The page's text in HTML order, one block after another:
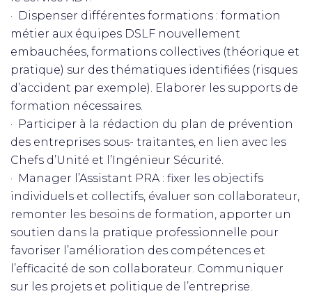
· Dispenser différentes formations : formation
métier aux équipes DSLF nouvellement
embauchées, formations collectives (théorique et
pratique) sur des thématiques identifiées (risques
d’accident par exemple). Elaborer les supports de
formation nécessaires.
· Participer à la rédaction du plan de prévention
des entreprises sous- traitantes, en lien avec les
Chefs d’Unité et l’Ingénieur Sécurité.
· Manager l’Assistant PRA : fixer les objectifs
individuels et collectifs, évaluer son collaborateur,
remonter les besoins de formation, apporter un
soutien dans la pratique professionnelle pour
favoriser l’amélioration des compétences et
l’efficacité de son collaborateur. Communiquer
sur les projets et politique de l’entreprise.